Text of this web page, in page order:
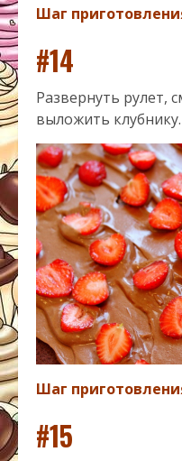
Шаг
#14
Развернуть рулет,
выложить клубнику.
Шаг
#15